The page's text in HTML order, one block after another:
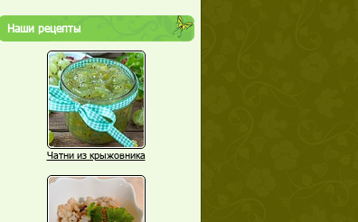
Наши рецепты
Чатни из крыжовника